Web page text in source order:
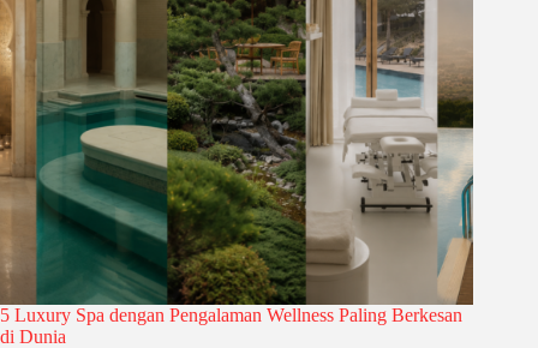
5 Luxury Spa dengan Pengalaman Wellness Paling Berkesan
di Dunia